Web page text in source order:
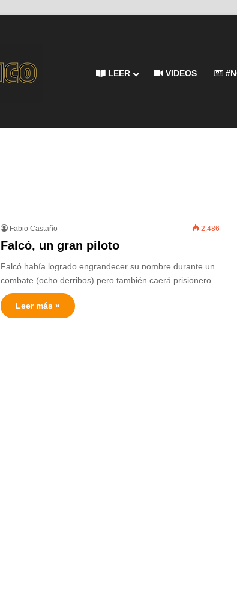
LEER VIDEOS
Fabio Castaño 2.486
Falcó, un gran piloto
Falcó había logrado engrandecer su nombre durante un
combate (ocho derribos) pero también caerá prisionero...
Leer más »